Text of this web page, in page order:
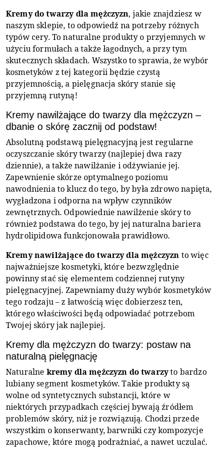
Kremy do twarzy dla mężczyzn, jakie znajdziesz w
naszym sklepie, to odpowiedź na potrzeby różnych
typów cery. To naturalne produkty o przyjemnych w
użyciu formułach a także łagodnych, a przy tym
skutecznych składach. Wszystko to sprawia, że wybór
kosmetyków z tej kategorii będzie czystą
przyjemnością, a pielęgnacja skóry stanie się
przyjemną rutyną!
Kremy nawilżające do twarzy dla mężczyzn –
dbanie o skórę zacznij od podstaw!
Absolutną podstawą pielęgnacyjną jest regularne
oczyszczanie skóry twarzy (najlepiej dwa razy
dziennie), a także nawilżanie i odżywianie jej.
Zapewnienie skórze optymalnego poziomu
nawodnienia to klucz do tego, by była zdrowo napięta,
wygładzona i odporna na wpływ czynników
zewnętrznych. Odpowiednie nawilżenie skóry to
również podstawa do tego, by jej naturalna bariera
hydrolipidowa funkcjonowała prawidłowo.
Kremy nawilżające do twarzy dla mężczyzn to więc
najważniejsze kosmetyki, które bezwzględnie
powinny stać się elementem codziennej rutyny
pielęgnacyjnej. Zapewniamy duży wybór kosmetyków
tego rodzaju – z łatwością więc dobierzesz ten,
którego właściwości będą odpowiadać potrzebom
Twojej skóry jak najlepiej.
Kremy dla mężczyzn do twarzy: postaw na
naturalną pielęgnację
Naturalne kremy dla mężczyzn do twarzyto bardzo
lubiany segment kosmetyków. Takie produkty są
wolne od syntetycznych substancji, które w
niektórych przypadkach częściej bywają źródłem
problemów skóry, niż je rozwiązują. Chodzi przede
wszystkim o konserwanty, barwniki czy kompozycje
zapachowe, które mogą podrażniać, a nawet uczulać.